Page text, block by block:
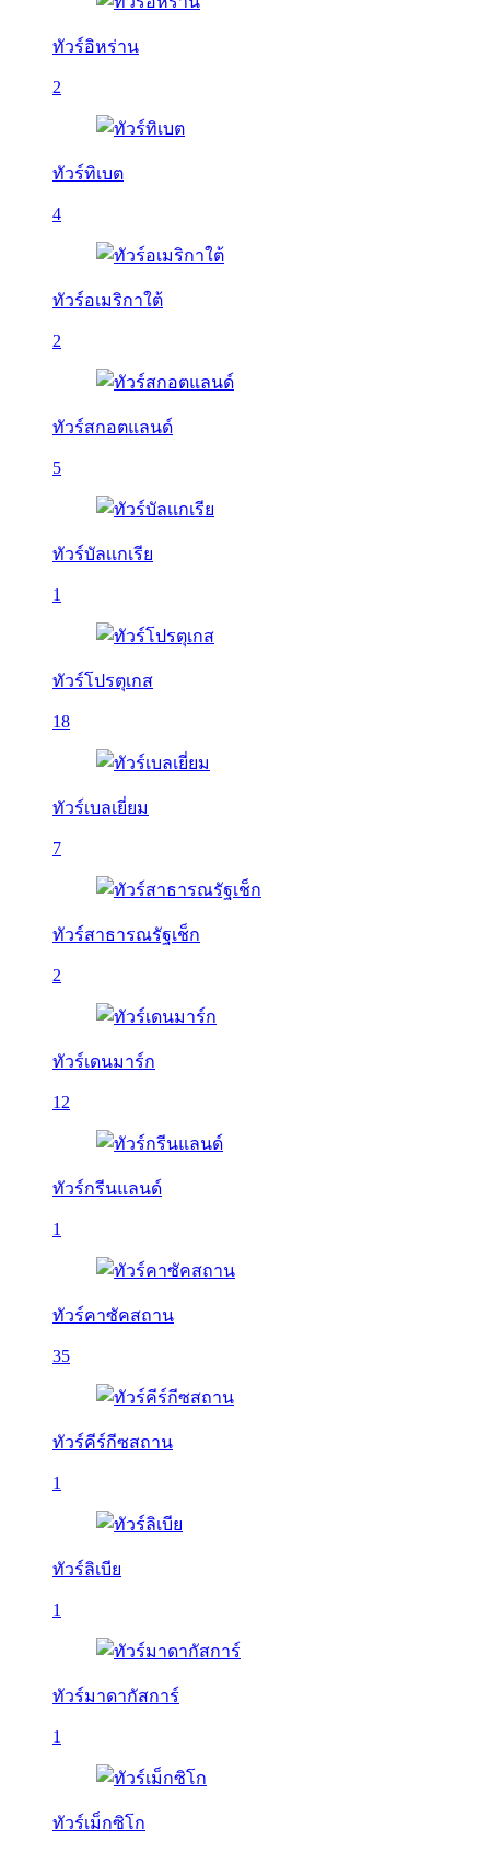
ทัวร์อิหร่าน
2
ทัวร์ทิเบต
4
ทัวร์อเมริกาใต้
2
ทัวร์สกอตแลนด์
5
ทัวร์บัลเเกเรีย
1
ทัวร์โปรตุเกส
18
ทัวร์เบลเยี่ยม
7
ทัวร์สาธารณรัฐเช็ก
2
ทัวร์เดนมาร์ก
12
ทัวร์กรีนแลนด์
1
ทัวร์คาซัคสถาน
35
ทัวร์คีร์กีซสถาน
1
ทัวร์ลิเบีย
1
ทัวร์มาดากัสการ์
1
ทัวร์เม็กซิโก